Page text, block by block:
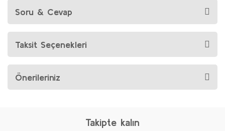
Soru & Cevap
Taksit Seçenekleri
Önerileriniz
Takipte kalın